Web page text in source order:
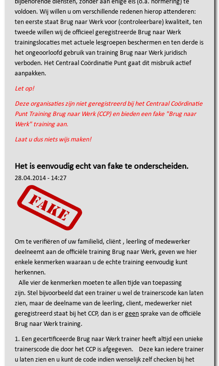
bijbehorende diensten, zonder aan enige eis (o.a. normering) te
voldoen. Wij willen u om verschillende redenen hierop attenderen:
ten eerste staat Brug naar Werk voor (controleerbare) kwaliteit, ten
tweede willen wij de officieel geregistreerde Brug naar Werk
trainingslocaties met actuele lesgroepen beschermen en ten derde is
het ongeoorloofd gebruik van training Brug naar Werk juridisch
verboden. Het Centraal Coördinatie Punt gaat dit misbruik actief
aanpakken.
Let op!
Deze organisaties zijn niet geregistreerd bij het Centraal Coördinatie
Punt Training Brug naar Werk (CCP) en bieden een fake "Brug naar
Werk" training aan.
Laat u dus niets wijs maken!
Het is eenvoudig echt van fake te onderscheiden.
28.04.2014 - 14:27
Om te verifiëren of uw familielid, cliënt , leerling of medewerker
deelneemt aan de officiële training Brug naar Werk, geven we hier
enkele kenmerken waaraan u de echte training eenvoudig kunt
herkennen.
Alle vier de kenmerken moeten te allen tijde van toepassing
zijn. Stel bijvoorbeeld dat een trainer u wel de trainerscode kan laten
zien, maar de deelname van de leerling, client, medewerker niet
geregistreerd staat bij het CCP, dan is er geen sprake van de officiële
Brug naar Werk training.
1. Een gecertificeerde Brug naar Werk trainer heeft altijd een unieke
trainerscode die door het CCP is afgegeven. Deze kan iedere trainer
u laten zien en u kunt de code indien wenselijk zelf checken bij het